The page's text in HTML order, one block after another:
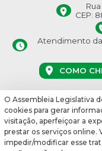
CEP:
Atendimento
COMO
© Assembleia
O Assembleia Legislativa
cookies para gerar
visitação, aperfeiçoar a
prestar os serviços online.
impedir/modificar esse